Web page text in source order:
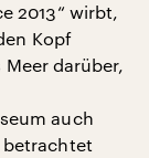
2013“ wirbt,
Kopf
darüber,
auch
betrachtet